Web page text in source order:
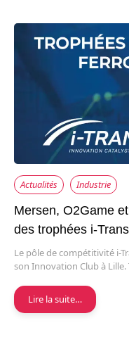
Actualités Industrie
Mersen, O2Game
des trophées i-
Le pôle de compétitivité i-
son Innovation Club à
Lire la suite…